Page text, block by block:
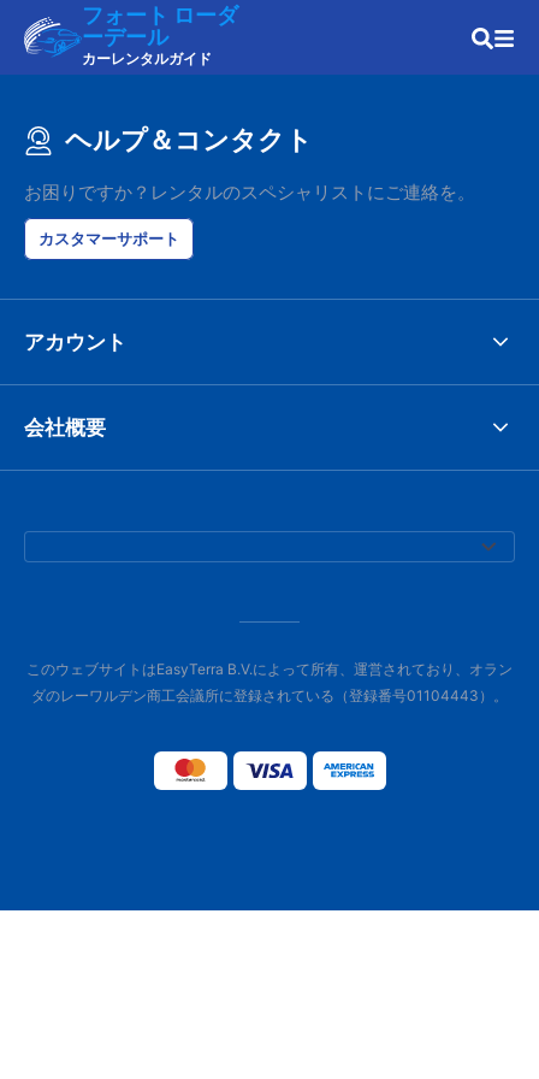
フォート ローダ
ーデール
カーレンタルガイド
ヘルプ＆コンタクト
お困りですか？レンタルのスペシャリストにご連絡を。
カスタマーサポート
アカウント
会社概要
このウェブサイトはEasyTerra B.V.によって所有、運営されており、オラン
ダのレーワルデン商工会議所に登録されている（登録番号01104443）。